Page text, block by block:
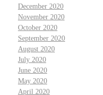
December 2020
November 2020
October 2020
September 2020
August 2020
July 2020
June 2020
May 2020
April 2020